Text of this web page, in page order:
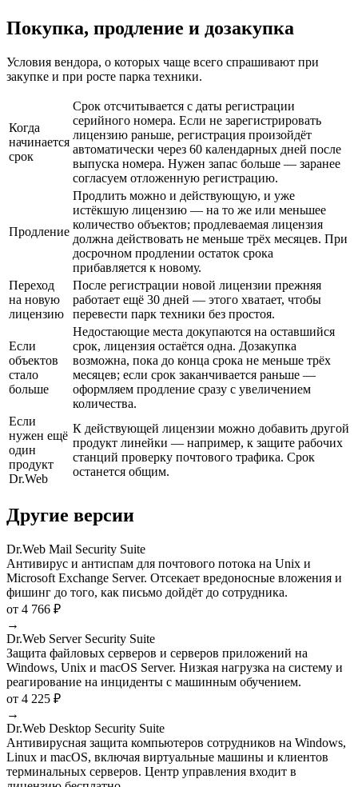
Покупка, продление и дозакупка
Условия вендора, о которых чаще всего спрашивают при
закупке и при росте парка техники.
Когда
начинается
срок
Срок отсчитывается с даты регистрации
серийного номера. Если не зарегистрировать
лицензию раньше, регистрация произойдёт
автоматически через 60 календарных дней после
выпуска номера. Нужен запас больше — заранее
согласуем отложенную регистрацию.
Продление
Продлить можно и действующую, и уже
истёкшую лицензию — на то же или меньшее
количество объектов; продлеваемая лицензия
должна действовать не меньше трёх месяцев. При
досрочном продлении остаток срока
прибавляется к новому.
Переход
на новую
лицензию
После регистрации новой лицензии прежняя
работает ещё 30 дней — этого хватает, чтобы
перевести парк техники без простоя.
Если
объектов
стало
больше
Недостающие места докупаются на оставшийся
срок, лицензия остаётся одна. Дозакупка
возможна, пока до конца срока не меньше трёх
месяцев; если срок заканчивается раньше —
оформляем продление сразу с увеличением
количества.
Если
нужен ещё
один
продукт
Dr.Web
К действующей лицензии можно добавить другой
продукт линейки — например, к защите рабочих
станций проверку почтового трафика. Срок
останется общим.
Другие версии
Dr.Web Mail Security Suite
Антивирус и антиспам для почтового потока на Unix и
Microsoft Exchange Server. Отсекает вредоносные вложения и
фишинг до того, как письмо дойдёт до сотрудника.
от 4 766 ₽
→
Dr.Web Server Security Suite
Защита файловых серверов и серверов приложений на
Windows, Unix и macOS Server. Низкая нагрузка на систему и
реагирование на инциденты с машинным обучением.
от 4 225 ₽
→
Dr.Web Desktop Security Suite
Антивирусная защита компьютеров сотрудников на Windows,
Linux и macOS, включая виртуальные машины и клиентов
терминальных серверов. Центр управления входит в